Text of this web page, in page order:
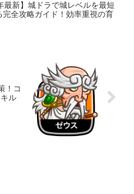
最新】城ドラで城レベルを最短
完全攻略ガイド！効率重視の育
！コ
ル